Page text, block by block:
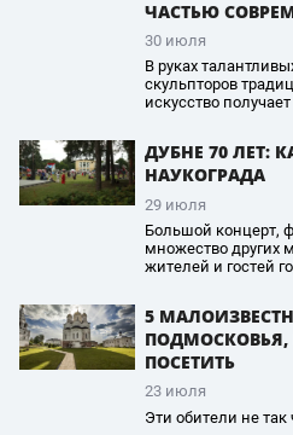
ЧАСТЬЮ
30 июля
В руках
скульпторов
искусство
ДУБНЕ 70 ЛЕТ:
НАУКОГРАДА
29 июля
Большой концерт,
множество других
жителей и гостей
5
ПОДМОСКОВЬЯ,
ПОСЕТИТЬ
23 июля
Эти обители не так